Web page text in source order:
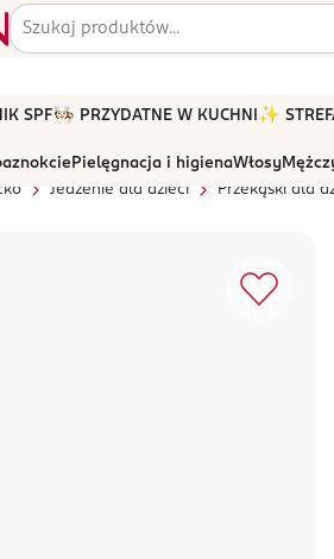
SPF🧑🏻‍🍳 PRZYDATNE W KUCHNI ✨
Pielęgnacja i higienaWłosy
Jedzenie dla dzieci Przekąski dla